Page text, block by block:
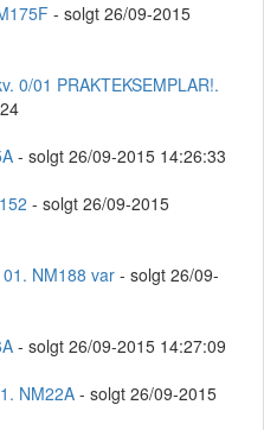
- solgt 26/09-2015
0/01 PRAKTEKSEMPLAR!.
- solgt 26/09-2015 14:26:33
- solgt 26/09-2015
NM188 var - solgt 26/09-
- solgt 26/09-2015 14:27:09
NM22A - solgt 26/09-2015